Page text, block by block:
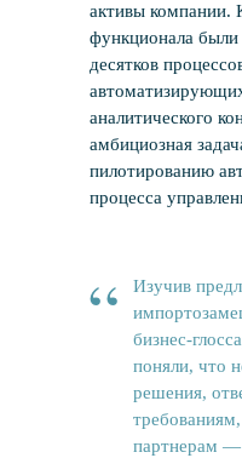
активы компании.
функционала были
десятков
аналитического
амбициозная
пилотированию
процесса
“
Изучив
бизнес-
поняли, что
решения,
партнерам